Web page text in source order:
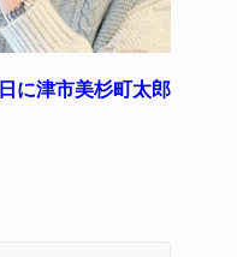
に津市美杉町太郎